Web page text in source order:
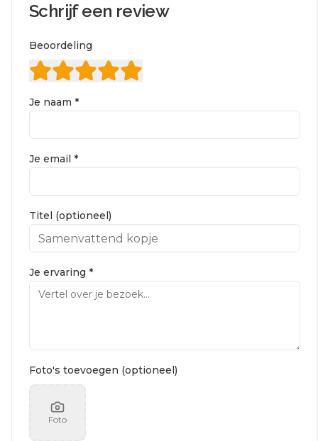
Schrijf een review
Beoordeling
Je naam *
Je email *
Titel (optioneel)
Je ervaring *
Foto's toevoegen (optioneel)
Foto